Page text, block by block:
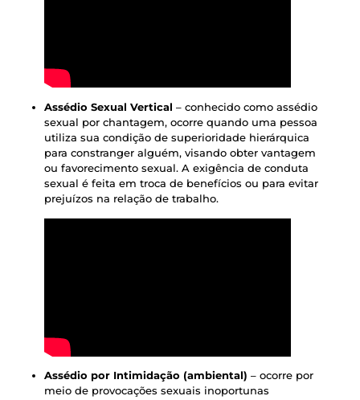
Assédio Sexual Vertical – conhecido como assédio
sexual por chantagem, ocorre quando uma pessoa
utiliza sua condição de superioridade hierárquica
para constranger alguém, visando obter vantagem
ou favorecimento sexual. A exigência de conduta
sexual é feita em troca de benefícios ou para evitar
prejuízos na relação de trabalho.
Assédio por Intimidação (ambiental) – ocorre por
meio de provocações sexuais inoportunas